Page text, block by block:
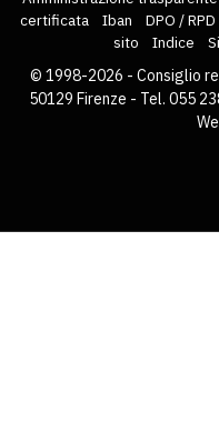
certificata
Iban DPO / RPD
sito
Indice
© 1998-2026 - Consiglio
50129 Firenze - Tel. 055